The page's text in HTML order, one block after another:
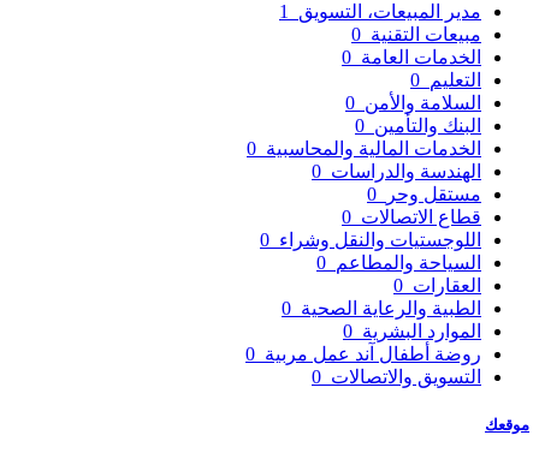
مدير المبيعات، التسويق
مبيعات التقنية
الخدمات العامة
التعليم
السلامة والأمن
البنك والتأمين
الخدمات المالية والمحاسبية
الهندسة والدراسات
مستقل وحر
قطاع الاتصالات
اللوجستيات والنقل وشراء
السياحة والمطاعم
العقارات
الطبية والرعاية الصحية
الموارد البشرية
روضة أطفال آند عمل مربية
التسويق والاتصالات
موقعك